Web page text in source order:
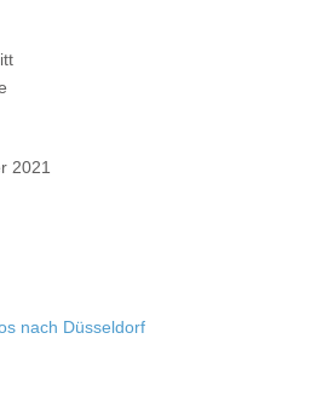
2021
nach Düsseldorf